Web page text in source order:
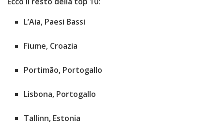
L’Aia, Paesi Bassi
Fiume, Croazia
Portimão, Portogallo
Lisbona, Portogallo
Tallinn, Estonia